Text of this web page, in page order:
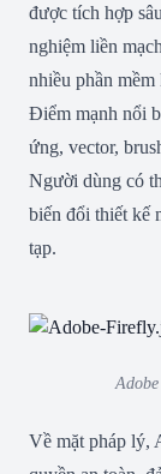
được tích hợp
nghiệm liền
nhiều phần
Điểm mạnh nổi
ứng, vector,
Người dùng có
biến đổi thiết kế
tạp.
Về mặt pháp lý,